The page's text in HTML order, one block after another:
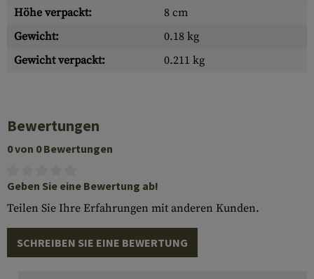
Höhe verpackt:
8 cm
Gewicht:
0.18 kg
Gewicht verpackt:
0.211 kg
Bewertungen
0 von 0 Bewertungen
Geben Sie eine Bewertung ab!
Teilen Sie Ihre Erfahrungen mit anderen Kunden.
SCHREIBEN SIE EINE BEWERTUNG